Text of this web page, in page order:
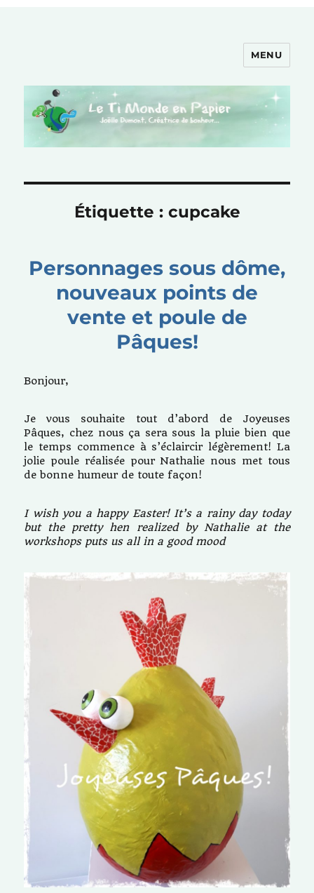
MENU
Étiquette : cupcake
Personnages sous dôme,
nouveaux points de
vente et poule de
Pâques!
Bonjour,
Je vous souhaite tout d’abord de Joyeuses
Pâques, chez nous ça sera sous la pluie bien que
le temps commence à s’éclaircir légèrement! La
jolie poule réalisée pour Nathalie nous met tous
de bonne humeur de toute façon!
I wish you a happy Easter! It’s a rainy day today
but the pretty hen realized by Nathalie at the
workshops puts us all in a good mood